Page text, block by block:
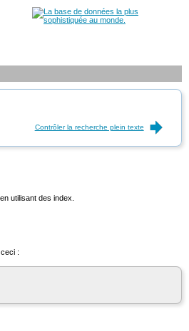
Contrôler la recherche plein texte
utilisant des index.
: